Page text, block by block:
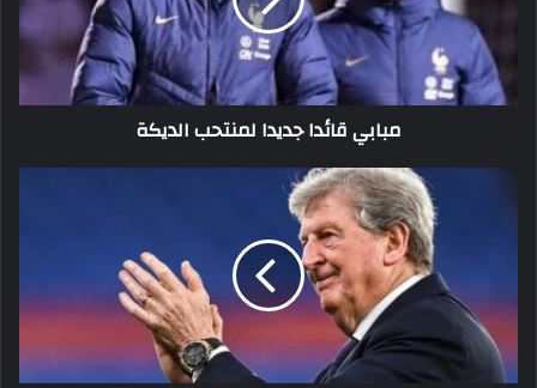
مبابي قائدا جديدا لمنتحب الديكة
خلفا
لفييرا